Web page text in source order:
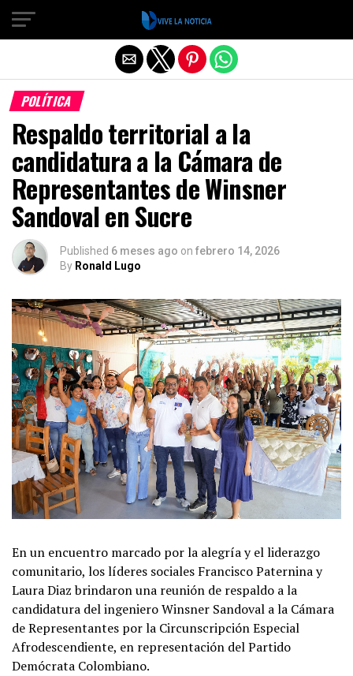
POLÍTICA
Respaldo territorial a la
candidatura a la Cámara de
Representantes de Winsner
Sandoval en Sucre
Published 6 meses ago on febrero 14, 2026
By Ronald Lugo
En un encuentro marcado por la alegría y el liderazgo
comunitario, los líderes sociales Francisco Paternina y
Laura Diaz brindaron una reunión de respaldo a la
candidatura del ingeniero Winsner Sandoval a la Cámara
de Representantes por la Circunscripción Especial
Afrodescendiente, en representación del Partido
Demócrata Colombiano.
Salir de la versión móvil